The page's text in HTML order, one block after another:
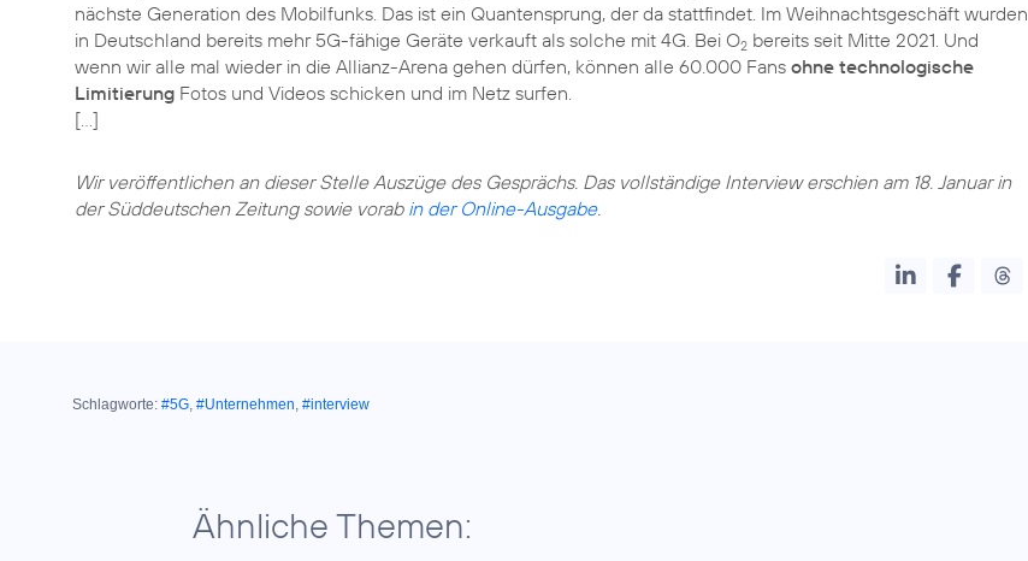
nächste Generation des Mobilfunks. Das ist ein Quantensprung, der da stattfindet. Im Weihnachtsgeschäft wurden
in Deutschland bereits mehr 5G-fähige Geräte verkauft als solche mit 4G. Bei O2 bereits seit Mitte 2021. Und
wenn wir alle mal wieder in die Allianz-Arena gehen dürfen, können alle 60.000 Fans ohne technologische
Limitierung Fotos und Videos schicken und im Netz surfen.
[…]
Wir veröffentlichen an dieser Stelle Auszüge des Gesprächs. Das vollständige Interview erschien am 18. Januar in
der Süddeutschen Zeitung sowie vorab in der Online-Ausgabe.
Schlagworte: #5G, #Unternehmen, #interview
Ähnliche Themen: